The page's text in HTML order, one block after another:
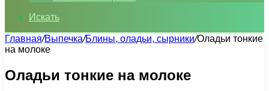
Искать
Главная/Выпечка/Блины, оладьи, сырники/Оладьи тонкие
на молоке
Оладьи тонкие на молоке